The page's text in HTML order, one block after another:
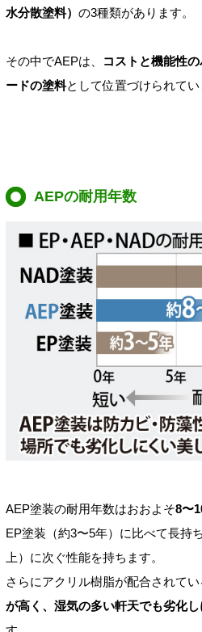
水分散塗料） の3種類があります。
その中でAEPは、
コストと機能性
ードの塗料として位置づけられてい
AEPの耐用年数
AEP塗装の耐用年数はおおよそ8〜
EP塗装（約3〜5年）に比べて長持
上）に次ぐ性能を持ちます。
さらにアクリル樹脂が配合されて
が高く、湿気の多い軒天でも劣化